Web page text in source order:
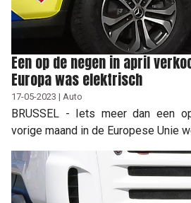
Een op de negen in april
Europa was elektrisch
17-05-2023 | Auto
BRUSSEL - Iets meer dan een
vorige maand in de Europese Unie